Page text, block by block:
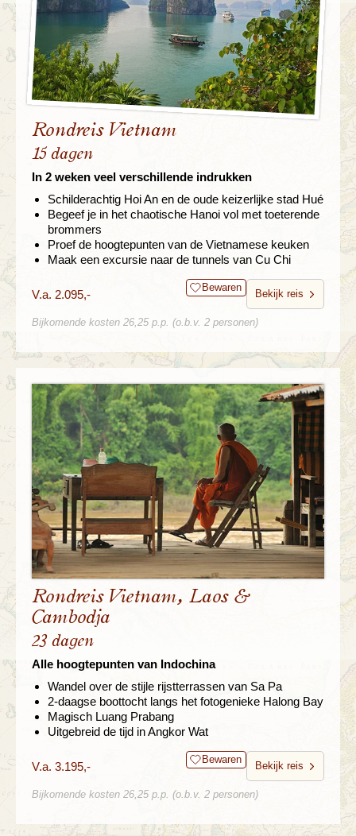
Rondreis Vietnam
15 dagen
In 2 weken veel verschillende indrukken
Schilderachtig Hoi An en de oude keizerlijke stad Hué
Begeef je in het chaotische Hanoi vol met toeterende
brommers
Proef de hoogtepunten van de Vietnamese keuken
Maak een excursie naar de tunnels van Cu Chi
V.a. 2.095,- Bewaren
Bekijk reis
Bijkomende kosten 26,25 p.p. (o.b.v. 2 personen)
Rondreis Vietnam, Laos &
Cambodja
23 dagen
Alle hoogtepunten van Indochina
Wandel over de stijle rijstterrassen van Sa Pa
2-daagse boottocht langs het fotogenieke Halong Bay
Magisch Luang Prabang
Uitgebreid de tijd in Angkor Wat
V.a. 3.195,- Bewaren
Bekijk reis
Bijkomende kosten 26,25 p.p. (o.b.v. 2 personen)